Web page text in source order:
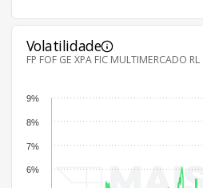
Volatilidade
FP FOF GE XPA FIC MULTIMERCADO RL
6%
7%
8%
9%